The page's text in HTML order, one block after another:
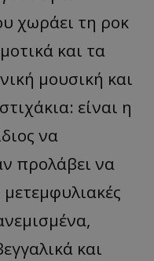
χωράει τη ροκ
και τα
μουσική και
είναι η
να
προλάβει να
μετεμφυλιακές
και